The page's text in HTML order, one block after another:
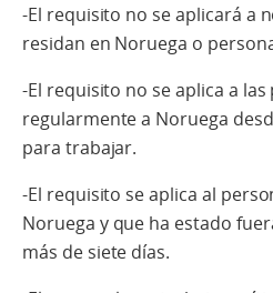
-El requisito no se aplicará a
residan en Noruega o
-El requisito no se aplica a
regularmente a Noruega
para trabajar.
-El requisito se aplica al
Noruega y que ha estado
más de siete días.